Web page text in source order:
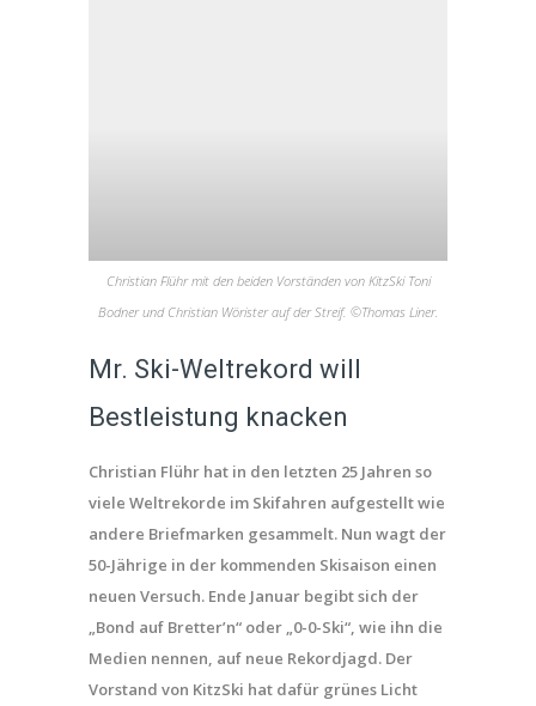
Christian Flühr mit den beiden Vorständen von KitzSki Toni
Bodner und Christian Wörister auf der Streif. ©Thomas Liner.
Mr. Ski-Weltrekord will
Bestleistung knacken
Christian Flühr hat in den letzten 25 Jahren so
viele Weltrekorde im Skifahren aufgestellt wie
andere Briefmarken gesammelt. Nun wagt der
50-Jährige in der kommenden Skisaison einen
neuen Versuch. Ende Januar begibt sich der
„Bond auf Bretter’n“ oder „0-0-Ski“, wie ihn die
Medien nennen, auf neue Rekordjagd. Der
Vorstand von KitzSki hat dafür grünes Licht